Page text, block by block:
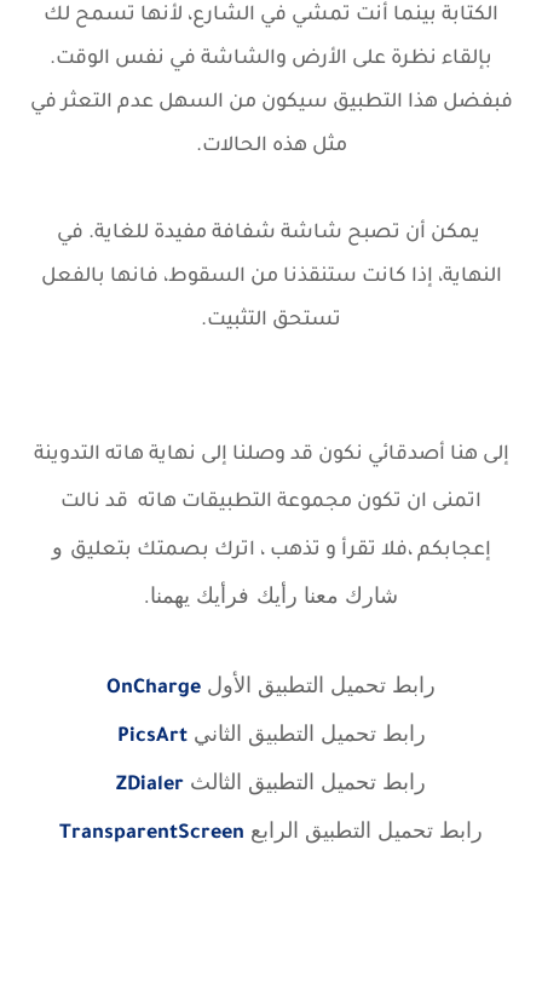
الكتابة بينما أنت تمشي في الشارع، لأنها تسمح لك
بإلقاء نظرة على الأرض والشاشة في نفس الوقت.
فبفضل هذا التطبيق سيكون من السهل عدم التعثر في
مثل هذه الحالات.
يمكن أن تصبح شاشة شفافة مفيدة للغاية. في
النهاية، إذا كانت ستنقذنا من السقوط، فانها بالفعل
تستحق التثبيت.
إلى هنا أصدقائي نكون قد وصلنا إلى نهاية هاته التدوينة
اتمنى ان تكون مجموعة التطبيقات هاته قد نالت
إعجابكم ،فلا تقرأ و تذهب ، اترك بصمتك بتعليق و
شارك معنا رأيك فرأيك يهمنا.
رابط تحميل التطبيق الأول OnCharge
رابط تحميل التطبيق الثانيPicsArt
رابط تحميل التطبيق الثالث ZDialer
رابط تحميل التطبيق الرابع TransparentScreen